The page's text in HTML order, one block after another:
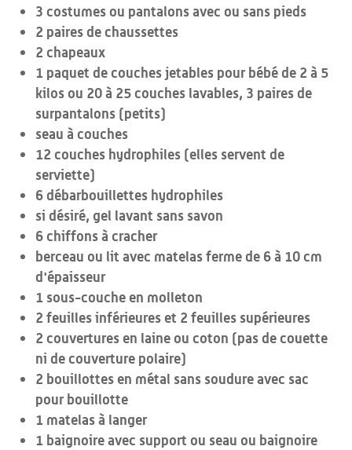
3 costumes ou pantalons avec ou sans pieds
2 paires de chaussettes
2 chapeaux
1 paquet de couches jetables pour bébé de 2 à 5
kilos ou 20 à 25 couches lavables, 3 paires de
surpantalons (petits)
seau à couches
12 couches hydrophiles (elles servent de
serviette)
6 débarbouillettes hydrophiles
si désiré, gel lavant sans savon
6 chiffons à cracher
berceau ou lit avec matelas ferme de 6 à 10 cm
d'épaisseur
1 sous-couche en molleton
2 feuilles inférieures et 2 feuilles supérieures
2 couvertures en laine ou coton (pas de couette
ni de couverture polaire)
2 bouillottes en métal sans soudure avec sac
pour bouillotte
1 matelas à langer
1 baignoire avec support ou seau ou baignoire